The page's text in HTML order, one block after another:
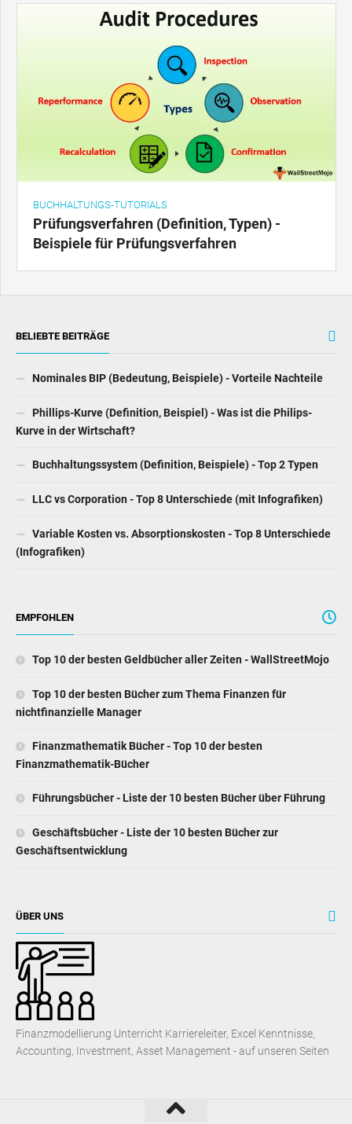
BUCHHALTUNGS-TUTORIALS
Prüfungsverfahren (Definition, Typen) -
Beispiele für Prüfungsverfahren
BELIEBTE BEITRÄGE
Nominales BIP (Bedeutung, Beispiele) - Vorteile Nachteile
Phillips-Kurve (Definition, Beispiel) - Was ist die Philips-
Kurve in der Wirtschaft?
Buchhaltungssystem (Definition, Beispiele) - Top 2 Typen
LLC vs Corporation - Top 8 Unterschiede (mit Infografiken)
Variable Kosten vs. Absorptionskosten - Top 8 Unterschiede
(Infografiken)
EMPFOHLEN
Top 10 der besten Geldbücher aller Zeiten - WallStreetMojo
Top 10 der besten Bücher zum Thema Finanzen für
nichtfinanzielle Manager
Finanzmathematik Bücher - Top 10 der besten
Finanzmathematik-Bücher
Führungsbücher - Liste der 10 besten Bücher über Führung
Geschäftsbücher - Liste der 10 besten Bücher zur
Geschäftsentwicklung
ÜBER UNS
Finanzmodellierung Unterricht Karriereleiter, Excel Kenntnisse,
Accounting, Investment, Asset Management - auf unseren Seiten